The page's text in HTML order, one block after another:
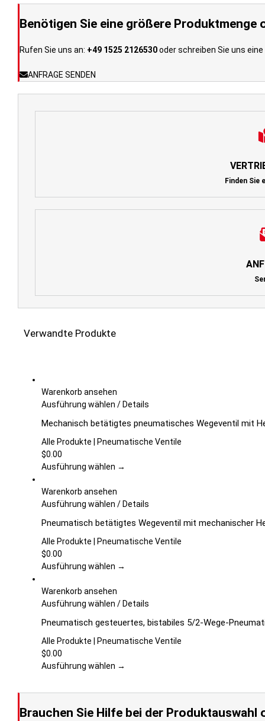
Benötigen Sie eine größere Produktmenge
Rufen Sie uns an: +49 1525 2126530oder schreiben Sie uns eine
ANFRAGE SENDEN
Finden Sie
Verwandte Produkte
Warenkorb ansehen
Ausführung wählen Dieses
weist
mehrere
auf.
Optionen
können
der
Produktseite
werden
/Details
Mechanisch betätigtes pneumatisches Wegeventil mit
Alle Produkte | Pneumatische Ventile
$0.00
Ausführung wählen →
Warenkorb ansehen
Ausführung wählen Dieses
weist
mehrere
auf.
Optionen
können
der
Produktseite
werden
/Details
Pneumatisch betätigtes Wegeventil mit mechanischer
Alle Produkte | Pneumatische Ventile
$0.00
Ausführung wählen →
Warenkorb ansehen
Ausführung wählen Dieses
weist
mehrere
auf.
auf
/Details
Pneumatisch gesteuertes, bistabiles 5/2-Wege-
Alle Produkte | Pneumatische Ventile
$0.00
Ausführung wählen →
Brauchen Sie Hilfe bei der